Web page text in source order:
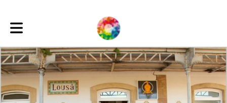
Toggle main navigation